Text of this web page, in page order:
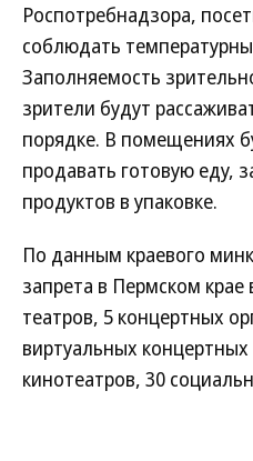
Роспотребнадзора,
соблюдать
Заполняемость
зрители будут
порядке. В помещениях
продавать готовую еду,
продуктов в упаковке.
По данным краевого
запрета в Пермском крае
театров, 5 концертных
виртуальных
кинотеатров, 30